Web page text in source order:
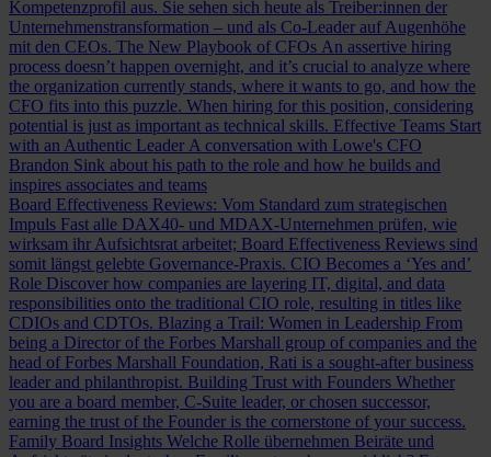
Kompetenzprofil aus. Sie sehen sich heute als Treiber:innen der
Unternehmenstransformation – und als Co-Leader auf Augenhöhe
mit den CEOs. The New Playbook of CFOs An assertive hiring
process doesn’t happen overnight, and it’s crucial to analyze where
the organization currently stands, where it wants to go, and how the
CFO fits into this puzzle. When hiring for this position, considering
potential is just as important as technical skills. Effective Teams Start
with an Authentic Leader A conversation with Lowe's CFO
Brandon Sink about his path to the role and how he builds and
inspires associates and teams
Board Effectiveness Reviews: Vom Standard zum strategischen
Impuls Fast alle DAX40- und MDAX-Unternehmen prüfen, wie
wirksam ihr Aufsichtsrat arbeitet; Board Effectiveness Reviews sind
somit längst gelebte Governance-Praxis. CIO Becomes a ‘Yes and’
Role Discover how companies are layering IT, digital, and data
responsibilities onto the traditional CIO role, resulting in titles like
CDIOs and CDTOs. Blazing a Trail: Women in Leadership From
being a Director of the Forbes Marshall group of companies and the
head of Forbes Marshall Foundation, Rati is a sought-after business
leader and philanthropist. Building Trust with Founders Whether
you are a board member, C-Suite leader, or chosen successor,
earning the trust of the Founder is the cornerstone of your success.
Family Board Insights Welche Rolle übernehmen Beiräte und